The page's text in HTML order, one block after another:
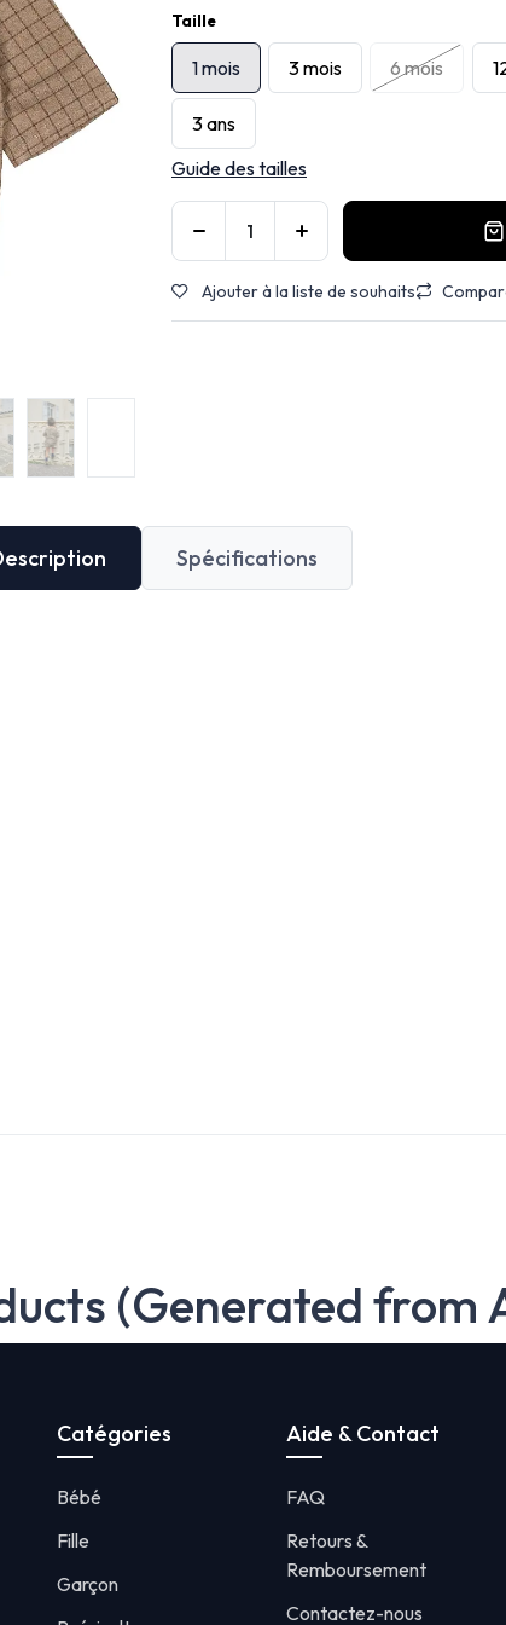
Taille
1 mois 3 mois 6 mois
3 ans
Guide des tailles
Ajouter à la liste de souhaits
Spécifications
(Generated from
Catégories
Bébé
Fille
Garçon
Aide & Contact
FAQ
Retours &
Remboursement
Contactez-nous